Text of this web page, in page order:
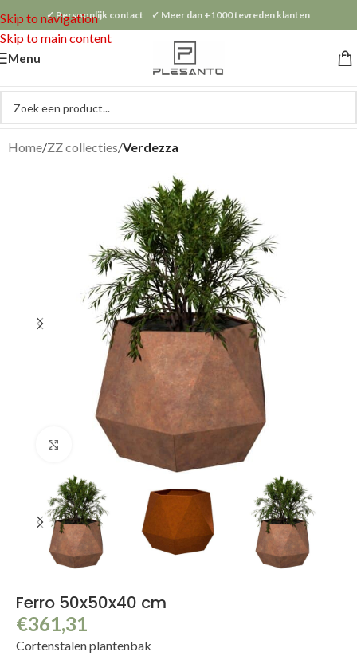
Skip to navigation
Skip to main content
✓ Persoonlijk contact ✓ Meer dan +1000 tevreden klanten
Menu
Home ZZ collecties Verdezza
Klik om te vergroten
Ferro 50x50x40 cm
€361,31
Cortenstalen plantenbak